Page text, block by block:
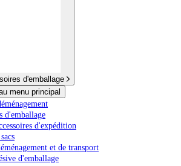
d'emballage
menu principal
d'emballage
d'expédition
et de transport
d'emballage